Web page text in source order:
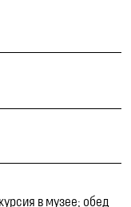
в музее; обед